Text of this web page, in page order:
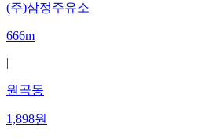
(주)삼정주유소
666m
|
원곡동
1,898원